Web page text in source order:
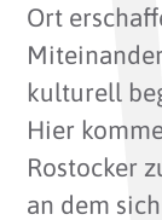
Ort
kulturell
Hier
Rostocker
an dem